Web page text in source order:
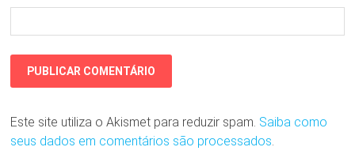
Este site utiliza o Akismet para reduzir spam. Saiba como
seus dados em comentários são processados